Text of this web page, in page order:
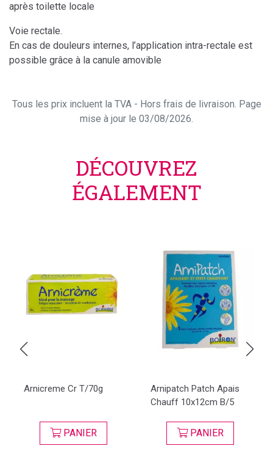
après toilette locale
Voie rectale.
En cas de douleurs internes, l’application intra-rectale est
possible grâce à la canule amovible
Tous les prix incluent la TVA - Hors frais de livraison. Page
mise à jour le 03/08/2026.
DÉCOUVREZ
ÉGALEMENT
Arnicreme Cr T/70g
PANIER
Arnipatch Patch Apais
Chauff 10x12cm B/5
PANIER